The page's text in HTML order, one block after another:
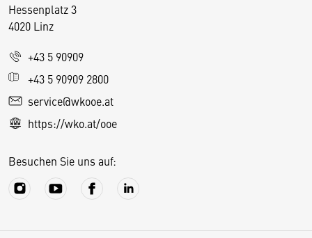
Hessenplatz 3
4020 Linz
+43 5 90909
+43 5 90909 2800
service@wkooe.at
https://wko.at/ooe
Besuchen Sie uns auf:
D
e
s
S
e